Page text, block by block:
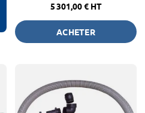
5 301,00 € HT
ACHETER